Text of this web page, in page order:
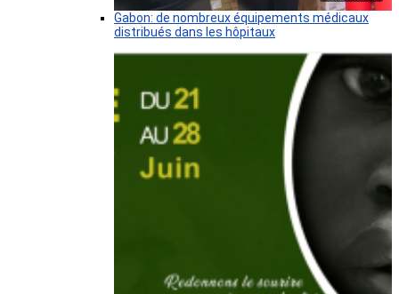
Gabon: de nombreux équipements médicaux
distribués dans les hôpitaux